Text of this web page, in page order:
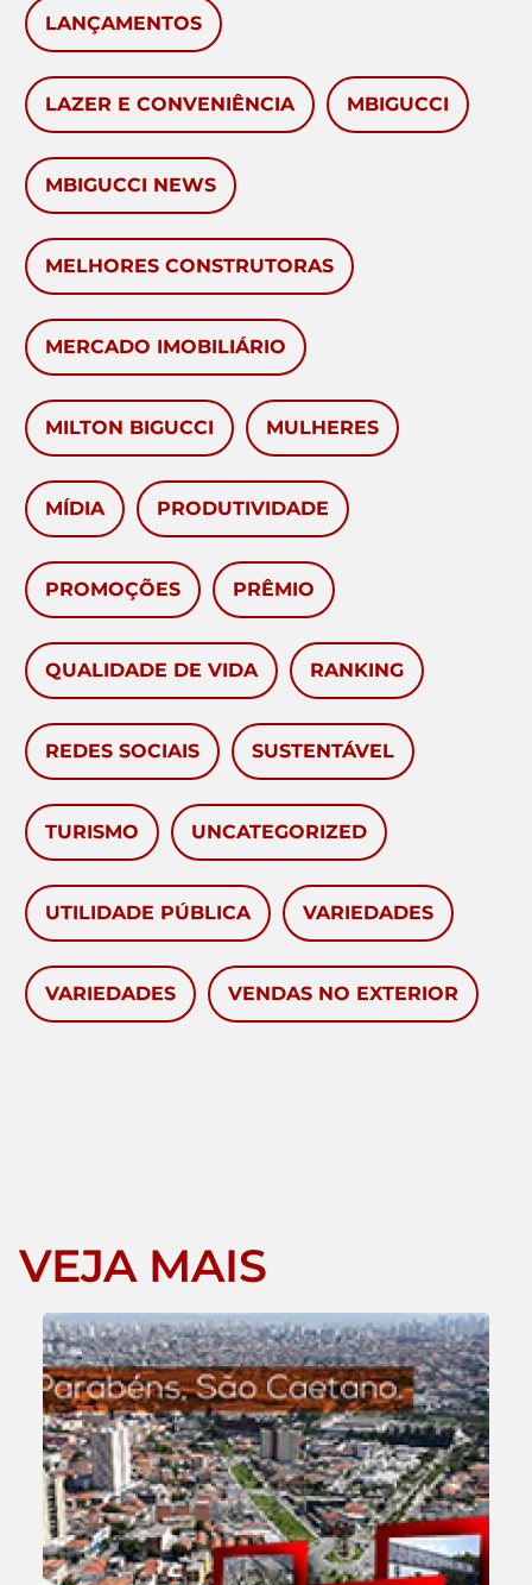
LANÇAMENTOS
LAZER E CONVENIÊNCIA MBIGUCCI
MBIGUCCI NEWS
MELHORES CONSTRUTORAS
MERCADO IMOBILIÁRIO
MILTON BIGUCCI MULHERES
MÍDIA PRODUTIVIDADE
PROMOÇÕES PRÊMIO
QUALIDADE DE VIDA RANKING
REDES SOCIAIS SUSTENTÁVEL
TURISMO UNCATEGORIZED
UTILIDADE PÚBLICA VARIEDADES
VARIEDADES VENDAS NO EXTERIOR
VEJA MAIS